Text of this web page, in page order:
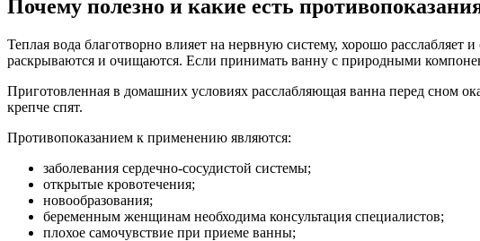
Почему полезно и какие есть
Теплая вода благотворно влияет на нервную систему, хорошо
раскрываются и очищаются. Если принимать ванну с природными
Приготовленная в домашних условиях расслабляющая ванна перед сном
крепче спят.
Противопоказанием к применению являются:
заболевания сердечно-сосудистой системы;
открытые кровотечения;
новообразования;
беременным женщинам необходима консультация специалистов;
плохое самочувствие при приеме ванны;